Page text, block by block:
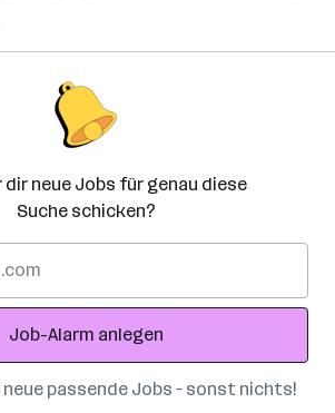
dir neue Jobs für genau diese
Suche schicken?
Job-Alarm anlegen
passende Jobs – sonst nichts!